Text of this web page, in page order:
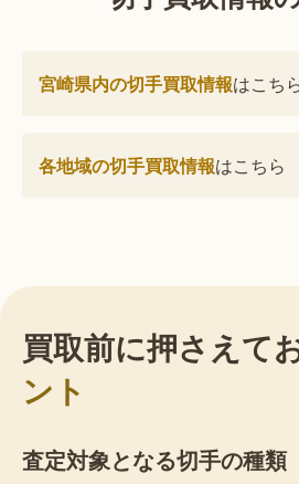
宮崎県内の切手買取情報はこち
各地域の切手買取情報はこちら
買取前に押さえて
ント
査定対象となる切手の種類